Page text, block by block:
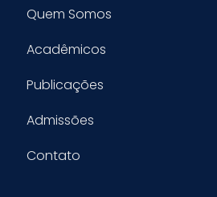
Quem Somos
Acadêmicos
Publicações
Admissões
Contato